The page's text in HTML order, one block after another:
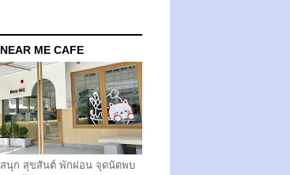
NEAR ME CAFE
สนุก สุขสันต์ พักผ่อน จุดนัดพบ